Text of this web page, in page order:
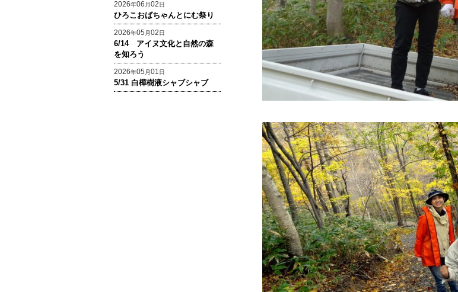
2026年06 月02日
ひろこおばちゃんとにむ祭り
2026年05 月02日
6/14 アイヌ文化と自然の森
を知ろう
2026年05 月01日
5/31 白樺樹液シャブシャブ